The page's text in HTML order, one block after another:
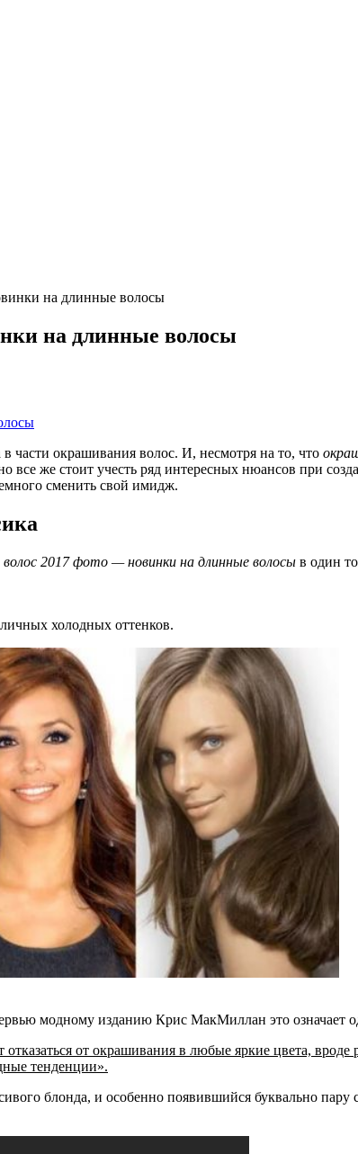
на длинные волосы
на длинные волосы
части окрашивания волос. И, несмотря на то, что
все же стоит учесть ряд интересных нюансов при
сменить свой имидж.
волос 2017 фото — новинки на длинные волосы в один
холодных оттенков.
модному изданию Крис МакМиллан это означает
отказаться от окрашивания в любые яркие цвета,
тенденции».
блонда, и особенно появившийся буквально